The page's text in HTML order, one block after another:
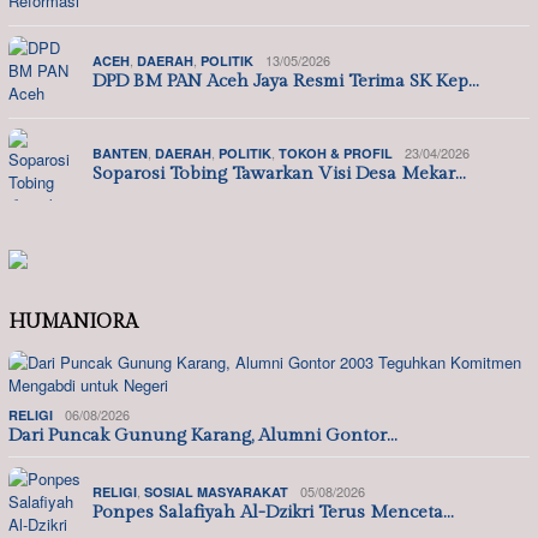
ACEH, DAERAH, POLITIK 13/05/2026
DPD BM PAN Aceh Jaya Resmi Terima SK Kep…
BANTEN, DAERAH, POLITIK, TOKOH & PROFIL 23/04/2026
Soparosi Tobing Tawarkan Visi Desa Mekar…
HUMANIORA
RELIGI 06/08/2026
Dari Puncak Gunung Karang, Alumni Gontor…
RELIGI SOSIAL MASYARAKAT 05/08/2026
Ponpes Salafiyah Al-Dzikri Terus Menceta…